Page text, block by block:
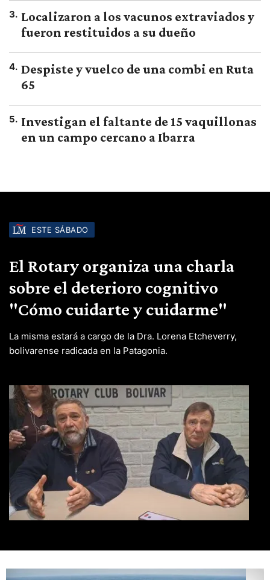
3. Localizaron a los vacunos extraviados y
fueron restituidos a su dueño
4. Despiste y vuelco de una combi en Ruta
65
5. Investigan el faltante de 15 vaquillonas
en un campo cercano a Ibarra
ESTE SÁBADO
El Rotary organiza una charla
sobre el deterioro cognitivo
"Cómo cuidarte y cuidarme"
La misma estará a cargo de la Dra. Lorena Etcheverry,
bolivarense radicada en la Patagonia.